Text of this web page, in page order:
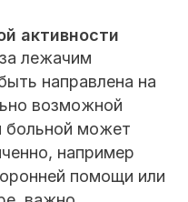
активности
лежачим
направлена на
возможной
больной может
например
помощи или